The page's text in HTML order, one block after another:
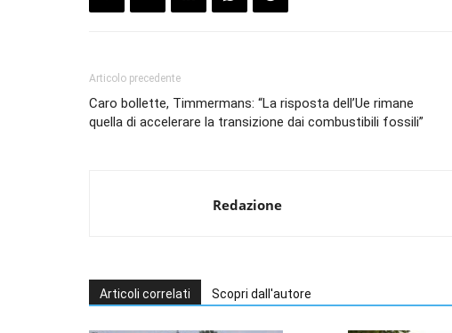
Articolo precedente
Caro bollette, Timmermans: “La risposta dell’Ue rimane
quella di accelerare la transizione dai combustibili fossili”
Redazione
Articoli correlati Scopri dall'autore